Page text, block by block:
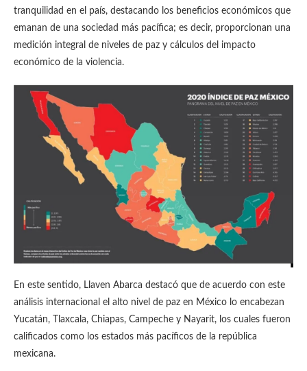
tranquilidad en el país, destacando los beneficios económicos que
emanan de una sociedad más pacífica; es decir, proporcionan una
medición integral de niveles de paz y cálculos del impacto
económico de la violencia.
En este sentido, Llaven Abarca destacó que de acuerdo con este
análisis internacional el alto nivel de paz en México lo encabezan
Yucatán, Tlaxcala, Chiapas, Campeche y Nayarit, los cuales fueron
calificados como los estados más pacíficos de la república
mexicana.